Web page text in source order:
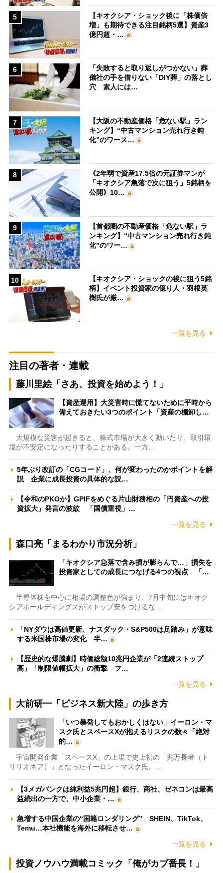
5
【キオクシア・ショック後に「株価倍
増」も期待できる注目銘柄5選】資産3
億円超・…
6
「失敗すると取り返しがつかない」葬
儀社の手を借りない「DIY葬」の落とし
穴 素人には…
7
【大阪の不動産価格「危ない駅」ラン
キング】“中古マンション売れ行き鈍
化”のワース…
8
《2年弱で資産17.5倍の元証券マンが
「キオクシア急落で次に狙う」5銘柄を
公開》10…
9
【首都圏の不動産価格「危ない駅」ラ
ンキング】“中古マンション売れ行き鈍
化”のワー…
10
【キオクシア・ショックの後に狙う5銘
柄】イベント投資家の億り人・羽根英
樹氏が厳…
一覧を見る
注目の著者・連載
藤川里絵「さあ、投資を始めよう！」
【資産運用】大災害時に慌てないために平時から
備えておきたい3つのポイント「資産の棚卸し…
大規模な災害が起きると、株式市場が大きく動いたり、取引環
境が不安定になったりすることがある。一方…
5年ぶり改訂の「CGコード」、何が変わったのかポイントを解
説 企業に成長投資の具体的な説…
【令和のPKOか】GPIFをめぐる片山財務相の「円資産への投
資拡大」発言の波紋 「国債重視」…
一覧を見る
森口亮「まるわかり市況分析」
「キオクシア急落で含み損が膨らんで…」損失を
投資家としての成長につなげる4つの視点 「…
半導体株を中心に相場の調整色が強まり、7月中旬にはキオク
シアホールディングスがストップ安をつけるな…
「NYダウは高値更新、ナスダック・S&P500は足踏み」が意味
する米国株市場の変化 半…
【歴史的な爆騰劇】時価総額10兆円企業が「2連続ストップ
高」「制限値幅拡大」の衝撃 フ…
一覧を見る
大前研一「ビジネス新大陸」の歩き方
「いつ暴発してもおかしくはない」イーロン・マ
スク氏とスペースXが抱えるリスクの数々「絶対
的…
宇宙開発企業「スペースX」の上場で史上初の「兆万長者（ト
リリオネア）」となったイーロン・マスク氏。…
【3メガバンクは純利益5兆円超】銀行、商社、ゼネコンは最高
益続出の一方で、中小企業・…
急増する中国企業の“国籍ロンダリング” SHEIN、TikTok、
Temu…本社機能を海外に移転させ…
一覧を見る
投資ノウハウ満載コミック「俺がカブ番長！」